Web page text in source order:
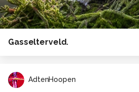
Gasselterveld.
AdtenHoopen